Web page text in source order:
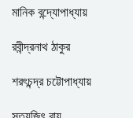
মানিক বন্দ্যোপাধ্যায়
রবীন্দ্রনাথ ঠাকুর
শরৎচন্দ্র চট্টোপাধ্যায়